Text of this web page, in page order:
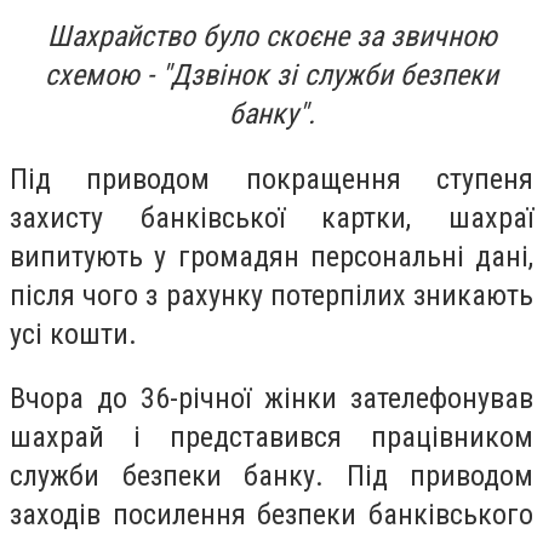
Шахрайство було скоєне за звичною
схемою - "Дзвінок зі служби безпеки
банку".
Під приводом покращення ступеня
захисту банківської картки, шахраї
випитують у громадян персональні дані,
після чого з рахунку потерпілих зникають
усі кошти.
Вчора до 36-річної жінки зателефонував
шахрай і представився працівником
служби безпеки банку. Під приводом
заходів посилення безпеки банківського